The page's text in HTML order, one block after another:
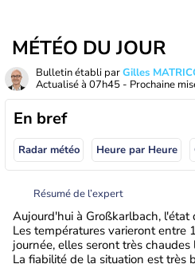
MÉTÉO DU JOUR
Bulletin établi parGilles
Actualisé à 07h45 - Prochaine
En bref
Radar météo Heure par Heure
Résumé de l’expert
Aujourd'hui à Großkarlbach, l'état
Les températures varieront entre
journée, elles seront très chaudes
La fiabilité de la situation est très